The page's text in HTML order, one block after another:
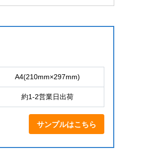
A4(210mm×297mm)
約1-2営業日出荷
サンプルはこちら